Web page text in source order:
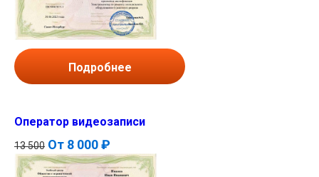
Подробнее
Оператор видеозаписи
13 500 От 8 000 ₽